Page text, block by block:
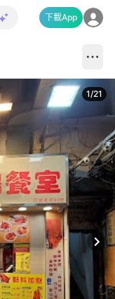
下載App
1/21